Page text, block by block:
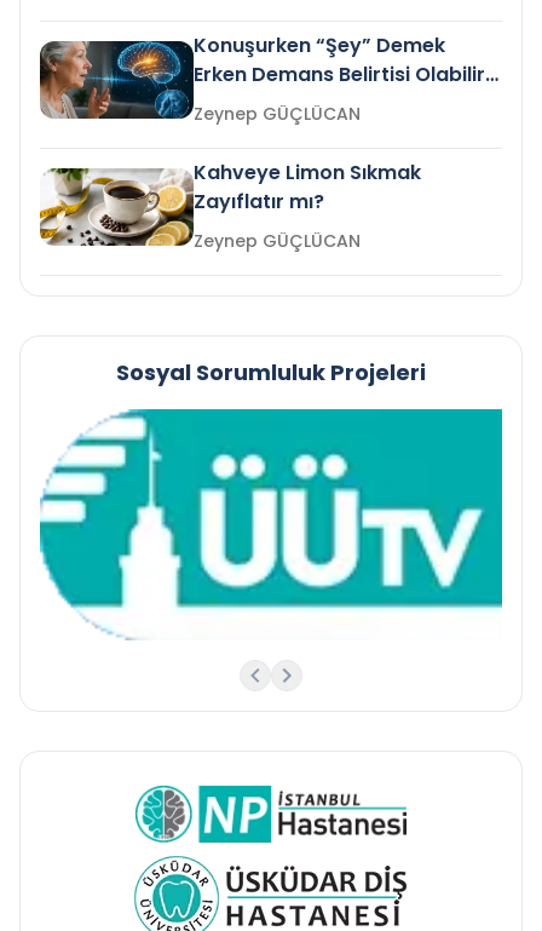
Konuşurken “Şey” Demek
Erken Demans Belirtisi Olabilir
mi?
Zeynep GÜÇLÜCAN
Kahveye Limon Sıkmak
Zayıflatır mı?
Zeynep GÜÇLÜCAN
Sosyal Sorumluluk Projeleri